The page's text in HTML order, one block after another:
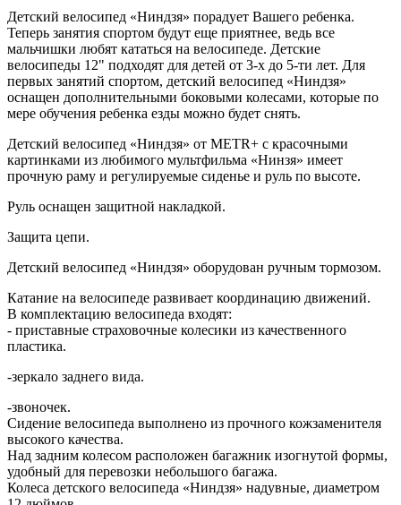
Детский велосипед «Ниндзя» порадует Вашего ребенка.
Теперь занятия спортом будут еще приятнее, ведь все
мальчишки любят кататься на велосипеде. Детские
велосипеды 12" подходят для детей от 3-х до 5-ти лет. Для
первых занятий спортом, детский велосипед «Ниндзя»
оснащен дополнительными боковыми колесами, которые по
мере обучения ребенка езды можно будет снять.
Детский велосипед «Ниндзя» от METR+ с красочными
картинками из любимого мультфильма «Нинзя» имеет
прочную раму и регулируемые сиденье и руль по высоте.
Руль оснащен защитной накладкой.
Защита цепи.
Детский велосипед «Ниндзя» оборудован ручным тормозом.
Катание на велосипеде развивает координацию движений.
В комплектацию велосипеда входят:
- приставные страховочные колесики из качественного
пластика.
-зеркало заднего вида.
-звоночек.
Сидение велосипеда выполнено из прочного кожзаменителя
высокого качества.
Над задним колесом расположен багажник изогнутой формы,
удобный для перевозки небольшого багажа.
Колеса детского велосипеда «Ниндзя» надувные, диаметром